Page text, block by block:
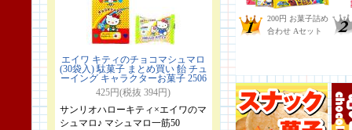
エイワ キティのチョコマシュマロ
(30袋入) 駄菓子 まとめ買い 飴 チュ
ーイング キャラクターお菓子 2506
425円(税抜 394円)
サンリオハローキティ×エイワのマ
シュマロ♪ マシュマロ一筋50